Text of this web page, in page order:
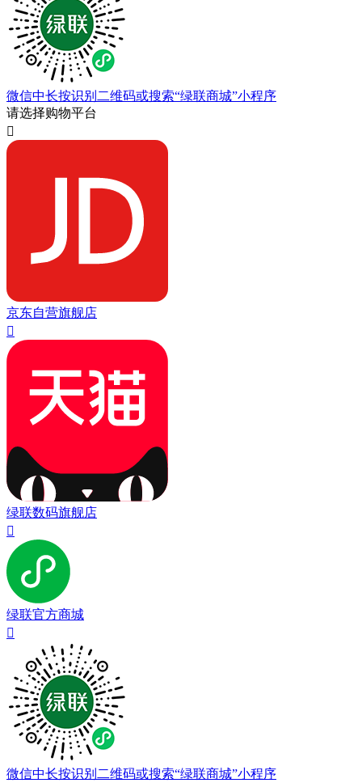
微信中长按识别二维码或搜索“绿联商城”小程序
请选择购物平台

京东自营旗舰店

绿联数码旗舰店

绿联官方商城

微信中长按识别二维码或搜索“绿联商城”小程序